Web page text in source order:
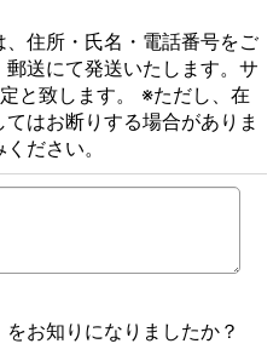
住所・氏名・電話番号をご
送にて発送いたします。サ
と致します。 ※ただし、在
はお断りする場合がありま
ださい。
お知りになりましたか？